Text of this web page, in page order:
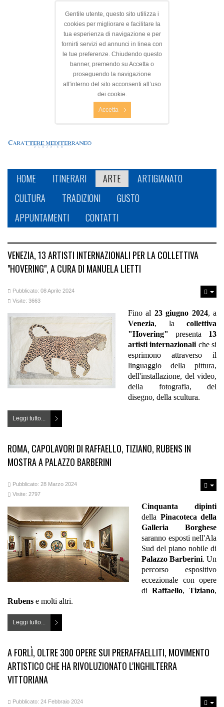
Gentile utente, questo sito utilizza i
cookies per migliorare e facilitare la
tua esperienza di navigazione e per
fornirti servizi ed annunci in linea con
le tue preferenze. Chiudendo questo
banner, premendo su Accetta o
proseguendo la navigazione
all'interno del sito acconsenti all’uso
dei cookie.
Accetta
HOME ITINERARI ARTE
ARTIGIANATO
CULTURA
TRADIZIONI
GUSTO
APPUNTAMENTI
CONTATTI
VENEZIA, 13 ARTISTI INTERNAZIONALI PER LA COLLETTIVA
"HOVERING", A CURA DI MANUELA LIETTI
Pubblicato: 08 Aprile 2024
Visite: 3663
Fino al 23 giugno 2024, a
Venezia, la collettiva
"Hovering"
presenta 13
artisti internazionali che si
esprimono attraverso il
linguaggio della pittura,
dell'installazione, del video,
della fotografia, del
disegno, della scultura.
Leggi tutto...
ROMA, CAPOLAVORI DI RAFFAELLO, TIZIANO, RUBENS IN
MOSTRA A PALAZZO BARBERINI
Pubblicato: 28 Marzo 2024
Visite: 2797
Cinquanta dipinti
della Pinacoteca della
Galleria Borghese
saranno esposti nell'Ala
Sud del piano nobile di
Palazzo Barberini. Un
percorso espositivo
eccezionale con opere
di Raffaello, Tiziano,
Rubens e molti altri.
Leggi tutto...
A FORLÌ, OLTRE 300 OPERE SUI PRERAFFAELLITI, MOVIMENTO
ARTISTICO CHE HA RIVOLUZIONATO L'INGHILTERRA
VITTORIANA
Pubblicato: 24 Febbraio 2024